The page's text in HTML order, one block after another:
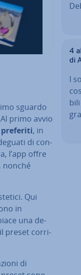
sguardo
primo avvio
, in
di con­
l’app offre
nonché
Qui
in
una de­
preset cor­ri­
di
4
di
I